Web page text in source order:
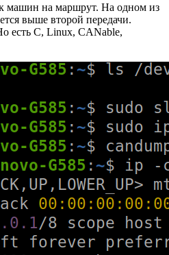
машин на маршрут. На одном из
выше второй передачи.
есть C, Linux, CANable,